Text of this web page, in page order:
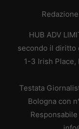
Redazione
HUB ADV
secondo il diritto
1-3 Irish Place,
Testata
Bologna con